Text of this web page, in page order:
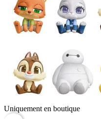
Uniquement en boutique